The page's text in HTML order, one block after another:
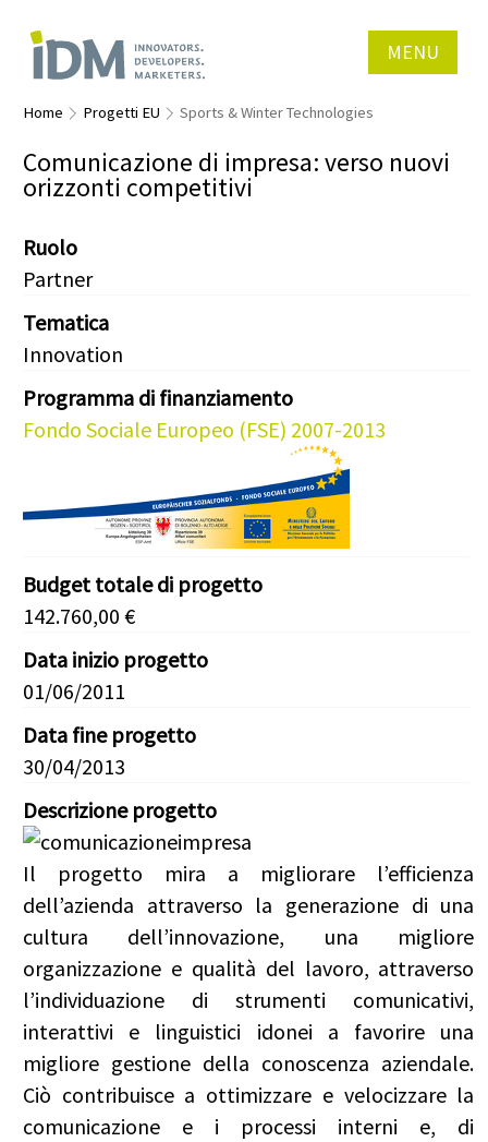
MENU
Home Progetti EU Sports & Winter Technologies
Comunicazione di impresa: verso nuovi
orizzonti competitivi
Ruolo
Partner
Tematica
Innovation
Programma di finanziamento
Fondo Sociale Europeo (FSE) 2007-2013
Budget totale di progetto
142.760,00 €
Data inizio progetto
01/06/2011
Data fine progetto
30/04/2013
Descrizione progetto
Il progetto mira a migliorare l’efficienza
dell’azienda attraverso la generazione di una
cultura dell’innovazione, una migliore
organizzazione e qualità del lavoro, attraverso
l’individuazione di strumenti comunicativi,
interattivi e linguistici idonei a favorire una
migliore gestione della conoscenza aziendale.
Ciò contribuisce a ottimizzare e velocizzare la
comunicazione e i processi interni e, di